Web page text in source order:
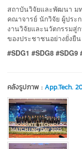
สถาบันวิจัยและพัฒนา ม
คณาจารย์ นักวิจัย ผู้ปร
งานวิจัยและนวัตกรรมสู่
ของประชาชนอย่างยั่งยืน
#SDG1 #SDG8 #SDG9
คลังรูปภาพ :App.Tech.